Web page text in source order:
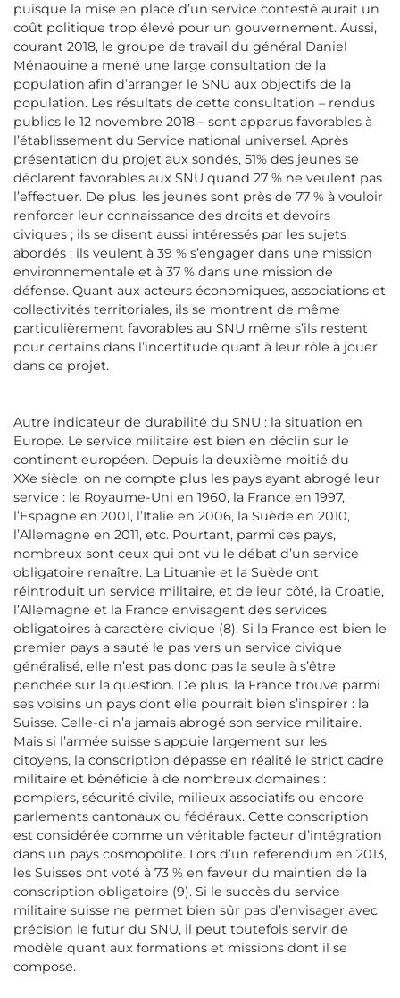
puisque la mise en place d’un service contesté aurait un
coût politique trop élevé pour un gouvernement. Aussi,
courant 2018, le groupe de travail du général Daniel
Ménaouine a mené une large consultation de la
population afin d’arranger le SNU aux objectifs de la
population. Les résultats de cette consultation – rendus
publics le 12 novembre 2018 – sont apparus favorables à
l’établissement du Service national universel. Après
présentation du projet aux sondés, 51% des jeunes se
déclarent favorables aux SNU quand 27 % ne veulent pas
l’effectuer. De plus, les jeunes sont près de 77 % à vouloir
renforcer leur connaissance des droits et devoirs
civiques ; ils se disent aussi intéressés par les sujets
abordés : ils veulent à 39 % s’engager dans une mission
environnementale et à 37 % dans une mission de
défense. Quant aux acteurs économiques, associations et
collectivités territoriales, ils se montrent de même
particulièrement favorables au SNU même s’ils restent
pour certains dans l’incertitude quant à leur rôle à jouer
dans ce projet.
Autre indicateur de durabilité du SNU : la situation en
Europe. Le service militaire est bien en déclin sur le
continent européen. Depuis la deuxième moitié du
XXe siècle, on ne compte plus les pays ayant abrogé leur
service : le Royaume-Uni en 1960, la France en 1997,
l’Espagne en 2001, l’Italie en 2006, la Suède en 2010,
l’Allemagne en 2011, etc. Pourtant, parmi ces pays,
nombreux sont ceux qui ont vu le débat d’un service
obligatoire renaître. La Lituanie et la Suède ont
réintroduit un service militaire, et de leur côté, la Croatie,
l’Allemagne et la France envisagent des services
obligatoires à caractère civique (8). Si la France est bien le
premier pays a sauté le pas vers un service civique
généralisé, elle n’est pas donc pas la seule à s’être
penchée sur la question. De plus, la France trouve parmi
ses voisins un pays dont elle pourrait bien s’inspirer : la
Suisse. Celle-ci n’a jamais abrogé son service militaire.
Mais si l’armée suisse s’appuie largement sur les
citoyens, la conscription dépasse en réalité le strict cadre
militaire et bénéficie à de nombreux domaines :
pompiers, sécurité civile, milieux associatifs ou encore
parlements cantonaux ou fédéraux. Cette conscription
est considérée comme un véritable facteur d’intégration
dans un pays cosmopolite. Lors d’un referendum en 2013,
les Suisses ont voté à 73 % en faveur du maintien de la
conscription obligatoire (9). Si le succès du service
militaire suisse ne permet bien sûr pas d’envisager avec
précision le futur du SNU, il peut toutefois servir de
modèle quant aux formations et missions dont il se
compose.